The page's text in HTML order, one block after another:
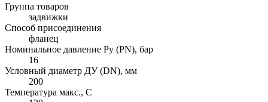
Группа товаров
задвижки
Способ присоединения
фланец
Номинальное давление Ру (PN), бар
16
Условный диаметр ДУ (DN), мм
200
Температура макс., С